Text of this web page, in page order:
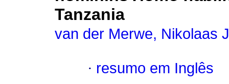
Tanzania
van der Merwe, Nikolaas
· resumo em Inglês